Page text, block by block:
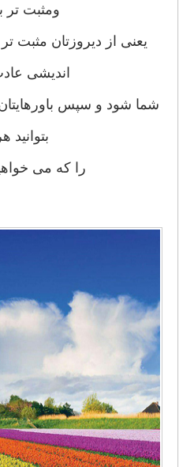
ومثبت تر
‌یعنی از دیروزتان مثبت
اندیشی
شما شود و سپس
بتوانید
را که می